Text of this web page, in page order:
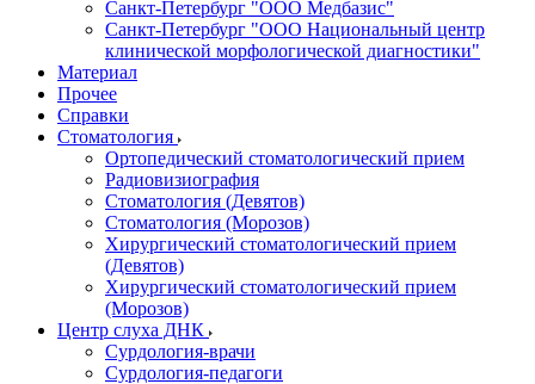
Санкт-Петербург "ООО Медбазис"
Санкт-Петербург "ООО Национальный центр
клинической морфологической диагностики"
Материал
Прочее
Справки
Стоматология
Ортопедический стоматологический прием
Радиовизиография
Стоматология (Девятов)
Стоматология (Морозов)
Хирургический стоматологический прием
(Девятов)
Хирургический стоматологический прием
(Морозов)
Центр слуха ДНК
Сурдология-врачи
Сурдология-педагоги